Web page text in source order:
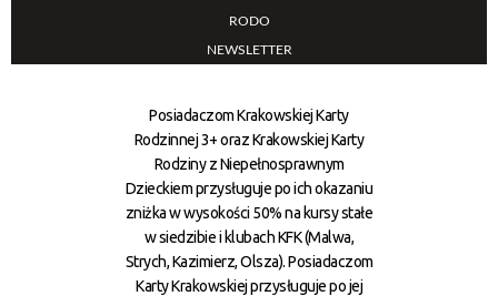
RODO
NEWSLETTER
Posiadaczom Krakowskiej Karty
Rodzinnej 3+ oraz Krakowskiej Karty
Rodziny z Niepełnosprawnym
Dzieckiem przysługuje po ich okazaniu
zniżka w wysokości 50% na kursy stałe
w siedzibie i klubach KFK (Malwa,
Strych, Kazimierz, Olsza). Posiadaczom
Karty Krakowskiej przysługuje po jej